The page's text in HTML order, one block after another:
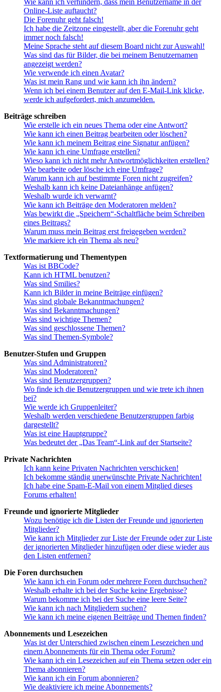
Wie kann ich verhindern, dass mein Benutzername in der
Online-Liste auftaucht?
Die Forenuhr geht falsch!
Ich habe die Zeitzone eingestellt, aber die Forenuhr geht
immer noch falsch!
Meine Sprache steht auf diesem Board nicht zur Auswahl!
Was sind das für Bilder, die bei meinem Benutzernamen
angezeigt werden?
Wie verwende ich einen Avatar?
Was ist mein Rang und wie kann ich ihn ändern?
Wenn ich bei einem Benutzer auf den E-Mail-Link klicke,
werde ich aufgefordert, mich anzumelden.
Beiträge schreiben
Wie erstelle ich ein neues Thema oder eine Antwort?
Wie kann ich einen Beitrag bearbeiten oder löschen?
Wie kann ich meinem Beitrag eine Signatur anfügen?
Wie kann ich eine Umfrage erstellen?
Wieso kann ich nicht mehr Antwortmöglichkeiten erstellen?
Wie bearbeite oder lösche ich eine Umfrage?
Warum kann ich auf bestimmte Foren nicht zugreifen?
Weshalb kann ich keine Dateianhänge anfügen?
Weshalb wurde ich verwarnt?
Wie kann ich Beiträge den Moderatoren melden?
Was bewirkt die „Speichern“-Schaltfläche beim Schreiben
eines Beitrags?
Warum muss mein Beitrag erst freigegeben werden?
Wie markiere ich ein Thema als neu?
Textformatierung und Thementypen
Was ist BBCode?
Kann ich HTML benutzen?
Was sind Smilies?
Kann ich Bilder in meine Beiträge einfügen?
Was sind globale Bekanntmachungen?
Was sind Bekanntmachungen?
Was sind wichtige Themen?
Was sind geschlossene Themen?
Was sind Themen-Symbole?
Benutzer-Stufen und Gruppen
Was sind Administratoren?
Was sind Moderatoren?
Was sind Benutzergruppen?
Wo finde ich die Benutzergruppen und wie trete ich ihnen
bei?
Wie werde ich Gruppenleiter?
Weshalb werden verschiedene Benutzergruppen farbig
dargestellt?
Was ist eine Hauptgruppe?
Was bedeutet der „Das Team“-Link auf der Startseite?
Private Nachrichten
Ich kann keine Privaten Nachrichten verschicken!
Ich bekomme ständig unerwünschte Private Nachrichten!
Ich habe eine Spam-E-Mail von einem Mitglied dieses
Forums erhalten!
Freunde und ignorierte Mitglieder
Wozu benötige ich die Listen der Freunde und ignorierten
Mitglieder?
Wie kann ich Mitglieder zur Liste der Freunde oder zur Liste
der ignorierten Mitglieder hinzufügen oder diese wieder aus
den Listen entfernen?
Die Foren durchsuchen
Wie kann ich ein Forum oder mehrere Foren durchsuchen?
Weshalb erhalte ich bei der Suche keine Ergebnisse?
Warum bekomme ich bei der Suche eine leere Seite?
Wie kann ich nach Mitgliedern suchen?
Wie kann ich meine eigenen Beiträge und Themen finden?
Abonnements und Lesezeichen
Was ist der Unterschied zwischen einem Lesezeichen und
einem Abonnements für ein Thema oder Forum?
Wie kann ich ein Lesezeichen auf ein Thema setzen oder ein
Thema abonnieren?
Wie kann ich ein Forum abonnieren?
Wie deaktiviere ich meine Abonnements?